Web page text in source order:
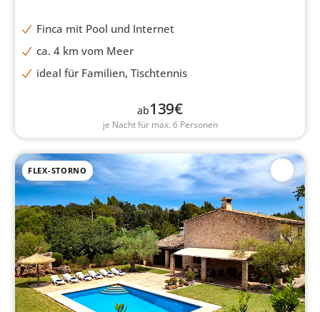
Finca mit Pool und Internet
ca. 4 km vom Meer
ideal für Familien, Tischtennis
ab139€
je Nacht für max. 6 Personen
FLEX-STORNO